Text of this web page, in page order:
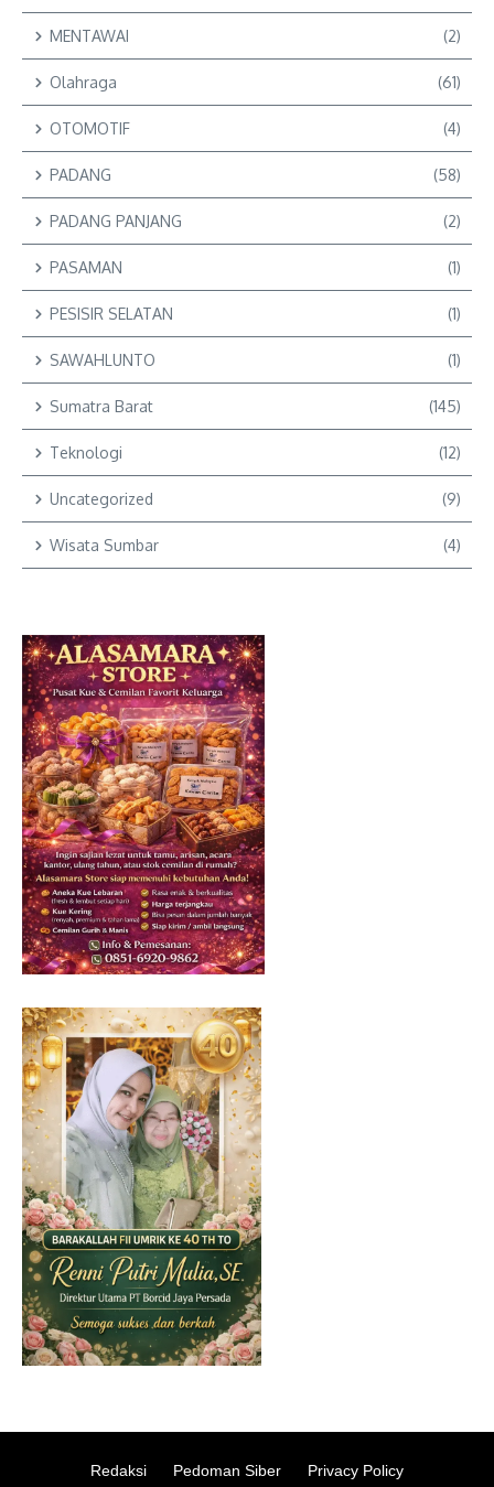
MENTAWAI (2)
Olahraga (61)
OTOMOTIF (4)
PADANG (58)
PADANG PANJANG (2)
PASAMAN (1)
PESISIR SELATAN (1)
SAWAHLUNTO (1)
Sumatra Barat (145)
Teknologi (12)
Uncategorized (9)
Wisata Sumbar (4)
Redaksi Pedoman Siber Privacy Policy